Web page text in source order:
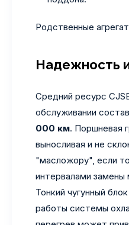
Родственные
Надежность
Средний ресурс
обслуживании
000 км. Поршневая
выносливая и не
"масложору", если
интервалами замены
Тонкий чугунный
работы системы